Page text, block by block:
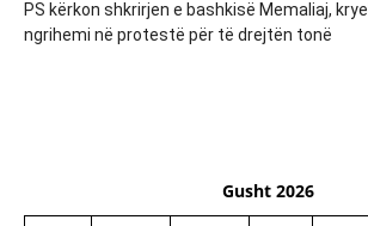
PS kërkon shkrirjen e bashkisë Memaliaj,
ngrihemi në protestë për të drejtën tonë
Gusht 2026